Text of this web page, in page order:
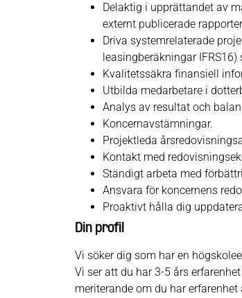
Delaktig i upprättandet av
externt publicerade
Driva systemrelaterade
leasingberäkningar
Kvalitetssäkra finansiell
Utbilda medarbetare i
Analys av resultat och
Koncernavstämningar.
Projektleda
Kontakt med
Ständigt arbeta med
Ansvara för koncernens
Proaktivt hålla dig
Din profil
Vi söker dig som har en
Vi ser att du har 3-5 års
meriterande om du har